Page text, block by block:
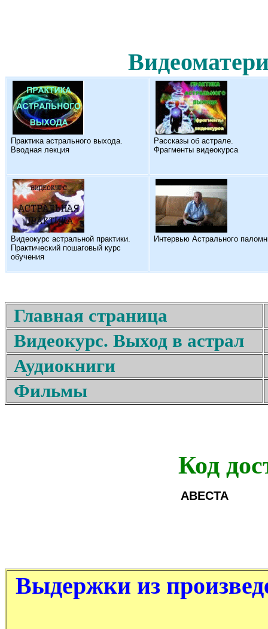
Практика астрального выхода.
Вводная лекция
Рассказы об астрале.
Фрагменты видеокурса
Видеокурс астральной практики.
Практический пошаговый курс
обучения
Интервью Астрального
Главная страница
Видеокурс. Выход в астрал
Аудиокниги
Фильмы
Код
АВЕСТА
Выдержки из